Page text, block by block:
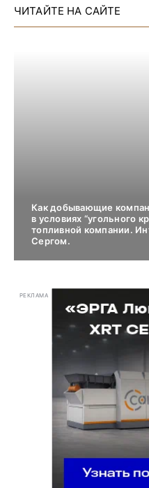
ЧИТАЙТЕ НА САЙТЕ
Как добывающие
в условиях “угольного
топливной компании.
Сергом.
РЕКЛАМА